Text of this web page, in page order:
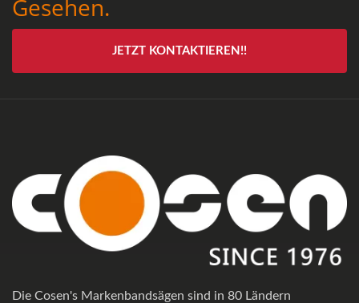
Gesehen.
JETZT KONTAKTIEREN!!
Die Cosen's Markenbandsägen sind in 80 Ländern